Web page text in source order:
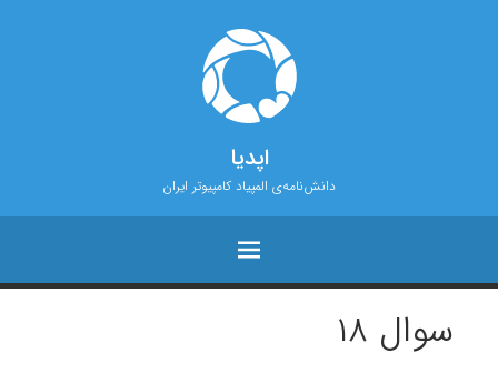
اپدیا
دانش‌نامه‌ی المپیاد کامپیوتر ایران
سوال ۱۸